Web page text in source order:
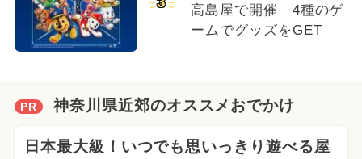
高島屋で開催 4種のゲ
ームでグッズをGET
PR 神奈川県近郊のオススメおでかけ
日本最大級！いつでも思いっきり遊べる屋